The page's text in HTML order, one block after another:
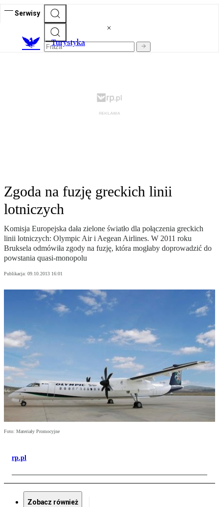
Serwisy
Turystyka
Zgoda na fuzję greckich linii
lotniczych
Komisja Europejska dała zielone światło dla połączenia greckich
linii lotniczych: Olympic Air i Aegean Airlines. W 2011 roku
Bruksela odmówiła zgody na fuzję, która mogłaby doprowadzić do
powstania quasi-monopolu
Publikacja: 09.10.2013 16:01
Foto: Materiały Promocyjne
rp.pl
Zobacz również